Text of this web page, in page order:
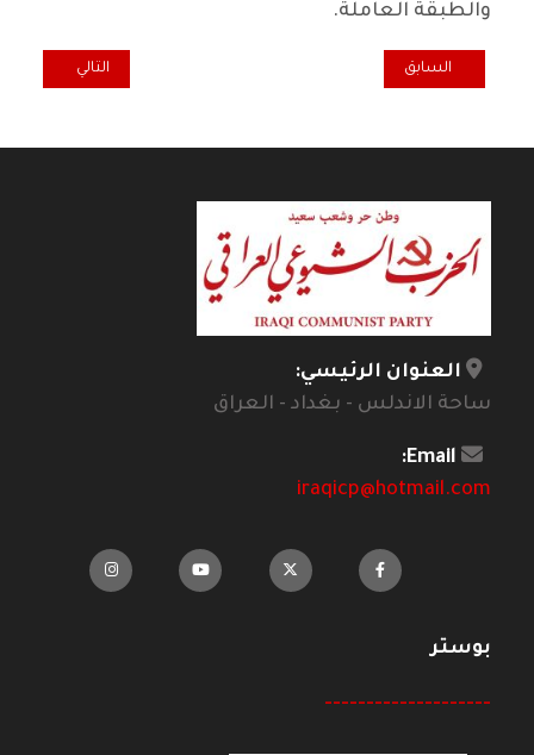
والطبقة العاملة.
المقال السابق: نتحدث عن الفاشية.. لماذا لا تتحول المعرفة الى
السابق المقال التالي:
التالي
العنوان الرئيسي:
ساحة الاندلس - بغداد - العراق
Email:
iraqicp@hotmail.com
بوستر
--------------------